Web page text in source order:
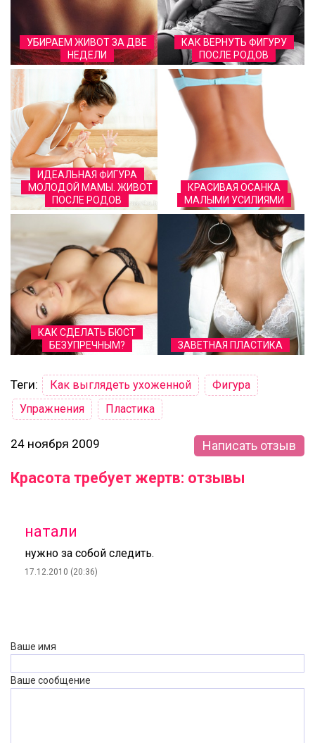
УБИРАЕМ ЖИВОТ ЗА ДВЕ
НЕДЕЛИ
КАК ВЕРНУТЬ ФИГУРУ
ПОСЛЕ РОДОВ
ИДЕАЛЬНАЯ ФИГУРА
МОЛОДОЙ МАМЫ. ЖИВОТ
ПОСЛЕ РОДОВ
КРАСИВАЯ ОСАНКА
МАЛЫМИ УСИЛИЯМИ
КАК СДЕЛАТЬ БЮСТ
БЕЗУПРЕЧНЫМ?
ЗАВЕТНАЯ ПЛАСТИКА
Теги: Как выглядеть ухоженной
Фигура
Упражнения
Пластика
24 ноября 2009 Написать отзыв
Красота требует жертв: отзывы
натали
нужно за собой следить.
17.12.2010 (20:36)
Ваше имя
Ваше сообщение